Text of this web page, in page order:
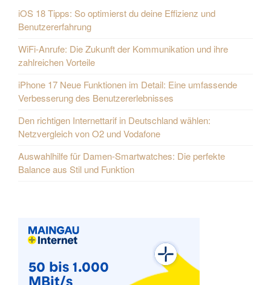
iOS 18 Tipps: So optimierst du deine Effizienz und
Benutzererfahrung
WiFi-Anrufe: Die Zukunft der Kommunikation und ihre
zahlreichen Vorteile
iPhone 17 Neue Funktionen im Detail: Eine umfassende
Verbesserung des Benutzererlebnisses
Den richtigen Internettarif in Deutschland wählen:
Netzvergleich von O2 und Vodafone
Auswahlhilfe für Damen-Smartwatches: Die perfekte
Balance aus Stil und Funktion